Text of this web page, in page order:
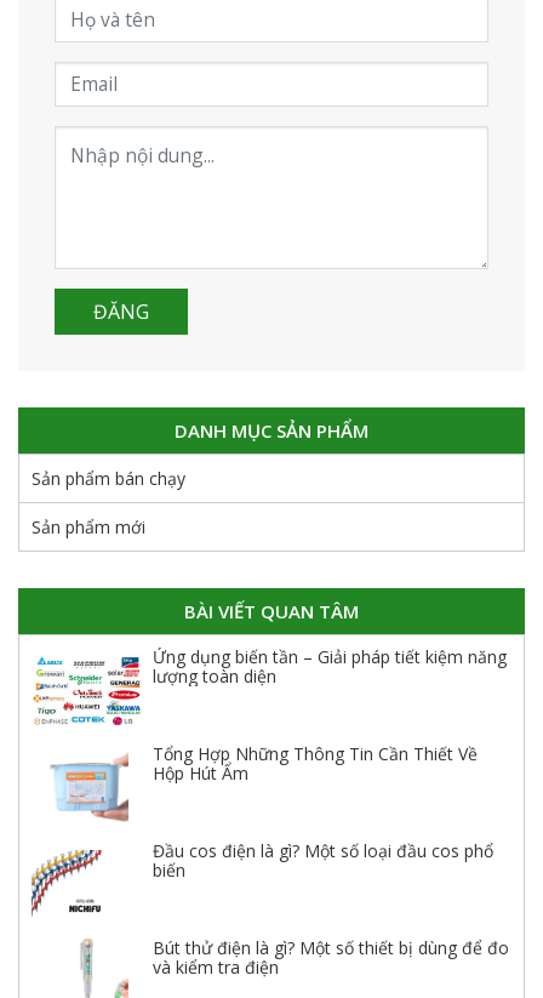
DANH MỤC SẢN PHẨM
Sản phẩm bán chạy
Sản phẩm mới
BÀI VIẾT QUAN TÂM
Ứng dụng biến tần – Giải pháp tiết kiệm năng
lượng toàn diện
Tổng Hợp Những Thông Tin Cần Thiết Về
Hộp Hút Ẩm
Đầu cos điện là gì? Một số loại đầu cos phổ
biến
Bút thử điện là gì? Một số thiết bị dùng để đo
và kiểm tra điện